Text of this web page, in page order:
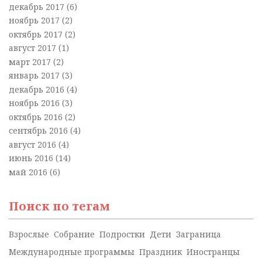
декабрь 2017 (6)
ноябрь 2017 (2)
октябрь 2017 (2)
август 2017 (1)
март 2017 (2)
январь 2017 (3)
декабрь 2016 (4)
ноябрь 2016 (3)
октябрь 2016 (2)
сентябрь 2016 (4)
август 2016 (4)
июнь 2016 (14)
май 2016 (6)
Поиск по тегам
Взрослые Собрание Подростки Дети Заграница
Международные программы Праздник Иностранцы